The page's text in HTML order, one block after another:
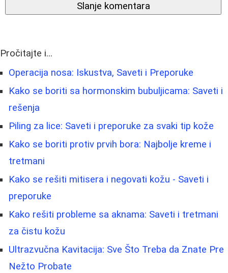
Slanje komentara
Pročitajte i...
Operacija nosa: Iskustva, Saveti i Preporuke
Kako se boriti sa hormonskim bubuljicama: Saveti i
rešenja
Piling za lice: Saveti i preporuke za svaki tip kože
Kako se boriti protiv prvih bora: Najbolje kreme i
tretmani
Kako se rešiti mitisera i negovati kožu - Saveti i
preporuke
Kako rešiti probleme sa aknama: Saveti i tretmani
za čistu kožu
Ultrazvučna Kavitacija: Sve Što Treba da Znate Pre
Nežto Probate